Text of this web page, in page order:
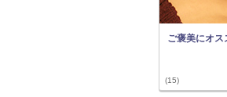
ご褒美にオ
(15)